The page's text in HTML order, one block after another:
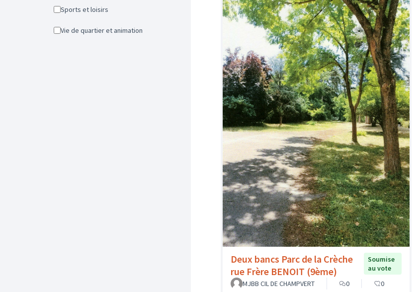
Sports et loisirs
Vie de quartier et animation
Deux bancs Parc de la Crèche
rue Frère BENOIT (9ème)
Soumise
au vote
MJBB CIL DE CHAMPVERT
0 0